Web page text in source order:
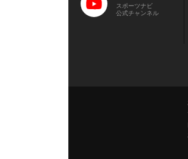
スポーツナビ
公式チャンネル